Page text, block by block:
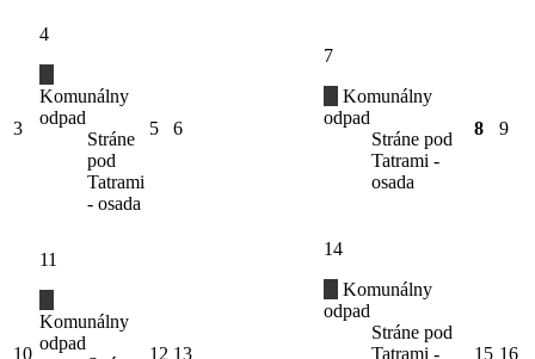
3
4
Komunálny
odpad
Stráne
pod
Tatrami
- osada
5 6
7
Komunálny
odpad
Stráne pod
Tatrami -
osada
8 9
10
11
Komunálny
odpad
12 13
14
Komunálny
odpad
Stráne pod
Tatrami -
15 16